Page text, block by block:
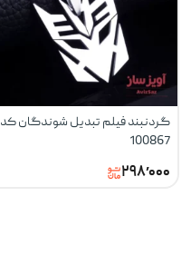
گردنبند فیلم تبدیل شوندگان کد
100867
۲۹۸٬۰۰۰